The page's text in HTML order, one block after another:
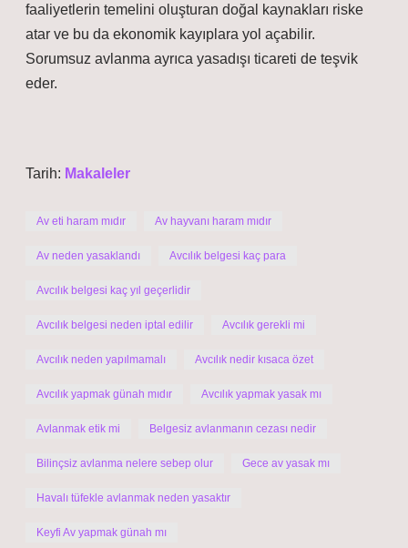
faaliyetlerin temelini oluşturan doğal kaynakları riske
atar ve bu da ekonomik kayıplara yol açabilir.
Sorumsuz avlanma ayrıca yasadışı ticareti de teşvik
eder.
Tarih: Makaleler
Av eti haram mıdır Av hayvanı haram mıdır
Av neden yasaklandı Avcılık belgesi kaç para
Avcılık belgesi kaç yıl geçerlidir
Avcılık belgesi neden iptal edilir Avcılık gerekli mi
Avcılık neden yapılmamalı Avcılık nedir kısaca özet
Avcılık yapmak günah mıdır Avcılık yapmak yasak mı
Avlanmak etik mi Belgesiz avlanmanın cezası nedir
Bilinçsiz avlanma nelere sebep olur Gece av yasak mı
Havalı tüfekle avlanmak neden yasaktır
Keyfi Av yapmak günah mı